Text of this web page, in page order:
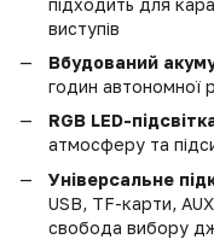
виступів
Вбудований
годин автономної
RGB LED-
атмосферу та
Універсальне
USB, TF-карти,
свобода вибору